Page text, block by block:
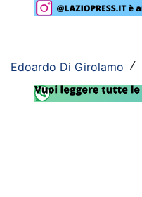
Calciomercato
Rassegna Lazio
Social
Edoardo Di Girolamo /